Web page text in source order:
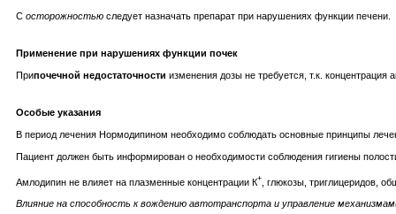
С осторожностью следует назначать препарат при нарушениях функции печени.
Применение при нарушениях функции почек
Припочечной недостаточности изменения дозы не требуется, т.к.
Особые указания
В период лечения Нормодипином необходимо соблюдать основные принципы
Пациент должен быть информирован о необходимости соблюдения гигиены
Амлодипин не влияет на плазменные концентрации К+ , глюкозы, триглицеридов,
Влияние на способность к вождению автотранспорта и управление